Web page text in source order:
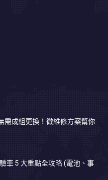
需成組更換！微維修方案幫你
車 5 大重點全攻略 (電池、事